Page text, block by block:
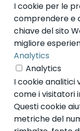
I cookie per le
comprendere e
chiave del sito
migliore
Analytics
Analytics
I cookie analitici
come i visitatori
Questi cookie
metriche del